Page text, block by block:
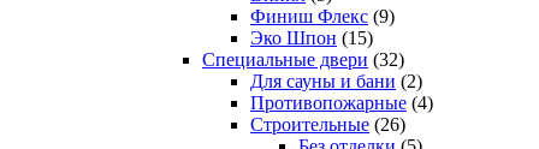
Финиш Флекс (9)
Эко Шпон (15)
Специальные двери (32)
Для сауны и бани (2)
Противопожарные (4)
Строительные (26)